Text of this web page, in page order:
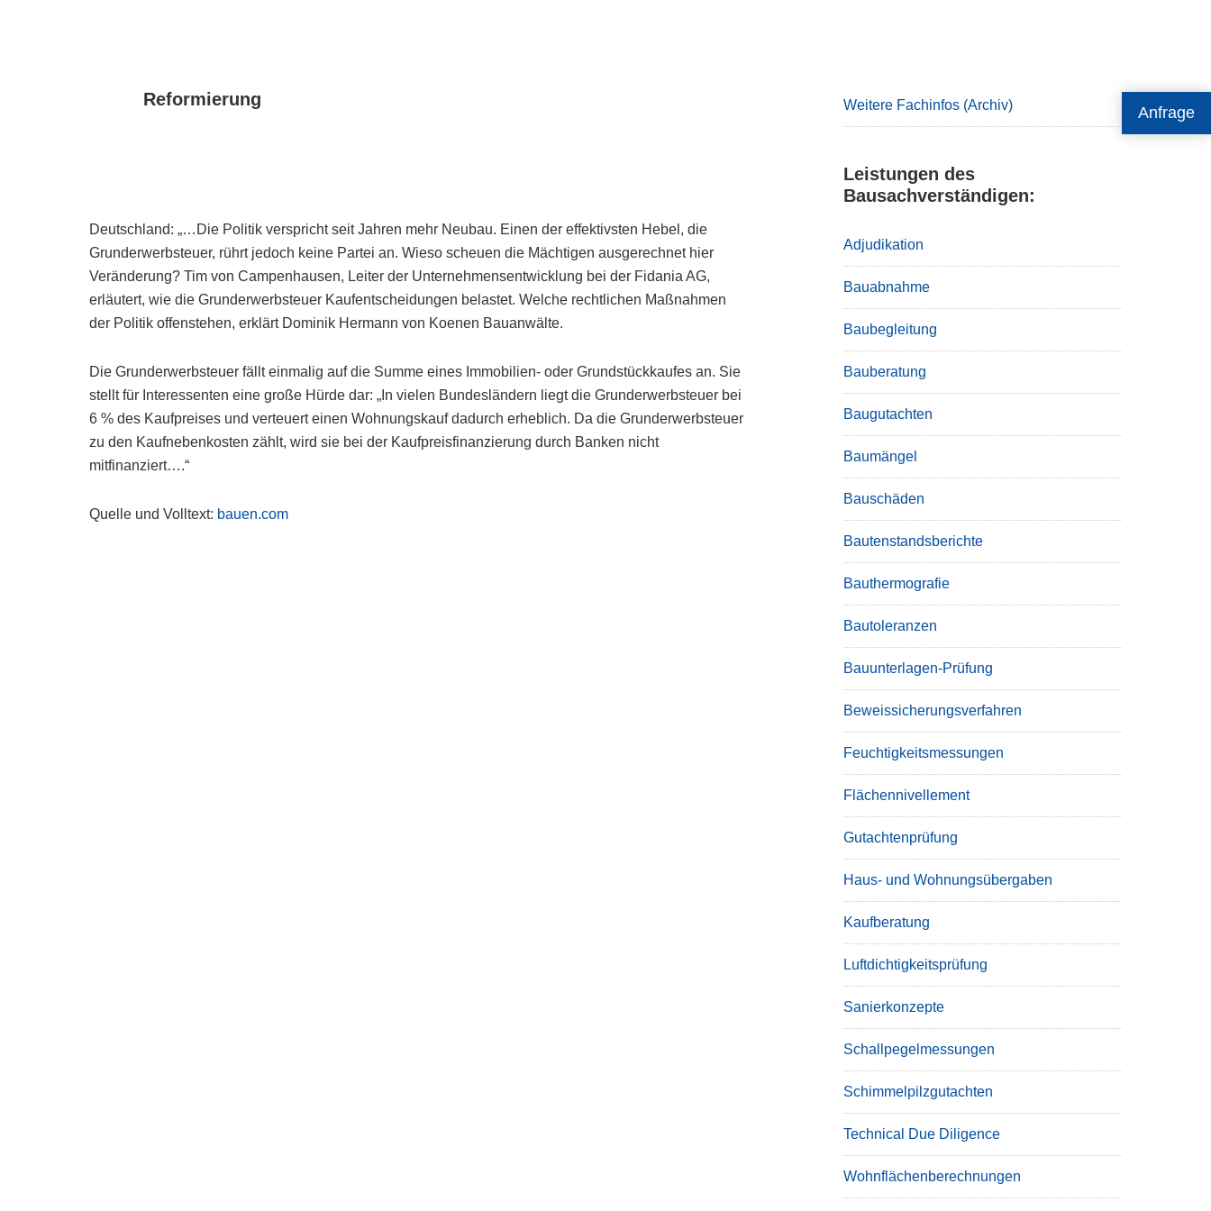
Anfrage
Reformierung
Deutschland: „…Die Politik verspricht seit Jahren mehr Neubau. Einen der effektivsten Hebel, die
Grunderwerbsteuer, rührt jedoch keine Partei an. Wieso scheuen die Mächtigen ausgerechnet hier
Veränderung? Tim von Campenhausen, Leiter der Unternehmensentwicklung bei der Fidania AG,
erläutert, wie die Grunderwerbsteuer Kaufentscheidungen belastet. Welche rechtlichen Maßnahmen
der Politik offenstehen, erklärt Dominik Hermann von Koenen Bauanwälte.
Die Grunderwerbsteuer fällt einmalig auf die Summe eines Immobilien- oder Grundstückkaufes an. Sie
stellt für Interessenten eine große Hürde dar: „In vielen Bundesländern liegt die Grunderwerbsteuer bei
6 % des Kaufpreises und verteuert einen Wohnungskauf dadurch erheblich. Da die Grunderwerbsteuer
zu den Kaufnebenkosten zählt, wird sie bei der Kaufpreisfinanzierung durch Banken nicht
mitfinanziert….“
Quelle und Volltext: bauen.com
Weitere Fachinfos (Archiv)
Leistungen des
Bausachverständigen:
Adjudikation
Bauabnahme
Baubegleitung
Bauberatung
Baugutachten
Baumängel
Bauschäden
Bautenstandsberichte
Bauthermografie
Bautoleranzen
Bauunterlagen-Prüfung
Beweissicherungsverfahren
Feuchtigkeitsmessungen
Flächennivellement
Gutachtenprüfung
Haus- und Wohnungsübergaben
Kaufberatung
Luftdichtigkeitsprüfung
Sanierkonzepte
Schallpegelmessungen
Schimmelpilzgutachten
Technical Due Diligence
Wohnflächenberechnungen